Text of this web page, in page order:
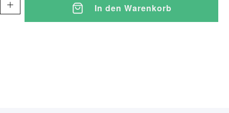
In den Warenkorb